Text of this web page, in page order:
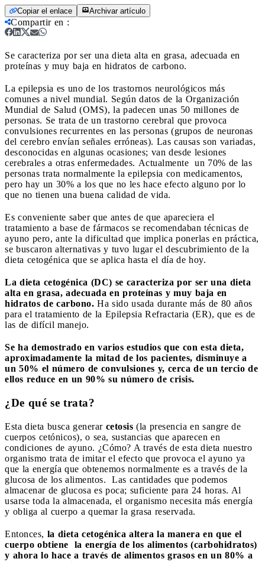
Copiar el enlace Archivar artículo
Compartir en :
Se caracteriza por ser una dieta alta en grasa, adecuada en
proteínas y muy baja en hidratos de carbono.
La epilepsia es uno de los trastornos neurológicos más
comunes a nivel mundial. Según datos de la Organización
Mundial de Salud (OMS), la padecen unas 50 millones de
personas. Se trata de un trastorno cerebral que provoca
convulsiones recurrentes en las personas (grupos de neuronas
del cerebro envían señales erróneas). Las causas son variadas,
desconocidas en algunas ocasiones; van desde lesiones
cerebrales a otras enfermedades. Actualmente un 70% de las
personas trata normalmente la epilepsia con medicamentos,
pero hay un 30% a los que no les hace efecto alguno por lo
que no tienen una buena calidad de vida.
Es conveniente saber que antes de que apareciera el
tratamiento a base de fármacos se recomendaban técnicas de
ayuno pero, ante la dificultad que implica ponerlas en práctica,
se buscaron alternativas y tuvo lugar el descubrimiento de la
dieta cetogénica que se aplica hasta el día de hoy.
La dieta cetogénica (DC) se caracteriza por ser una dieta
alta en grasa, adecuada en proteínas y muy baja en
hidratos de carbono. Ha sido usada durante más de 80 años
para el tratamiento de la Epilepsia Refractaria (ER), que es de
las de difícil manejo.
Se ha demostrado en varios estudios que con esta dieta,
aproximadamente la mitad de los pacientes, disminuye a
un 50% el número de convulsiones y, cerca de un tercio de
ellos reduce en un 90% su número de crisis.
¿De qué se trata?
Esta dieta busca generar cetosis (la presencia en sangre de
cuerpos cetónicos), o sea, sustancias que aparecen en
condiciones de ayuno. ¿Cómo? A través de esta dieta nuestro
organismo trata de imitar el efecto que provoca el ayuno ya
que la energía que obtenemos normalmente es a través de la
glucosa de los alimentos.
Las cantidades que podemos
almacenar de glucosa es poca; suficiente para 24 horas. Al
usarse toda la almacenada, el organismo necesita más energía
y obliga al cuerpo a quemar la grasa reservada.
Entonces, la dieta cetogénica altera la manera en que el
cuerpo obtiene la energía de los alimentos (carbohidratos)
y ahora lo hace a través de alimentos grasos en un 80% a